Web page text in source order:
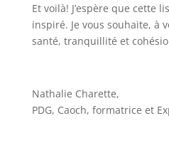
Et voilà! J’espère que cette
inspiré. Je vous souhaite, à
santé, tranquillité et
Nathalie Charette,
PDG, Caoch, formatrice et